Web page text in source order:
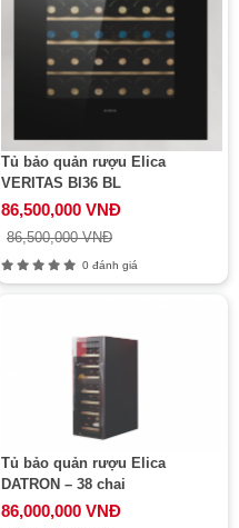
Tủ bảo quản rượu Elica
VERITAS BI36 BL
86,500,000 VNĐ
86,500,000 VNĐ
0 đánh giá
Tủ bảo quản rượu Elica
DATRON – 38 chai
86,000,000 VNĐ